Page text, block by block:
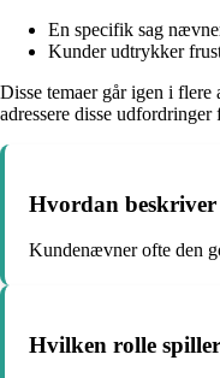
En specifik sag
Kunder udtrykker
Disse temaer går igen i
adressere disse
Hvordan beskriver
Kundenævner ofte den
Hvilken rolle